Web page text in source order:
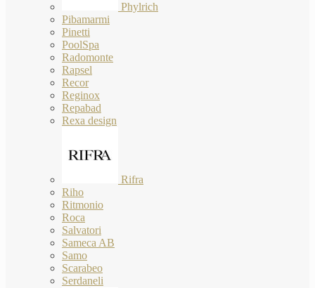
Phylrich
Pibamarmi
Pinetti
PoolSpa
Radomonte
Rapsel
Recor
Reginox
Repabad
Rexa design
Rifra
Riho
Ritmonio
Roca
Salvatori
Sameca AB
Samo
Scarabeo
Serdaneli